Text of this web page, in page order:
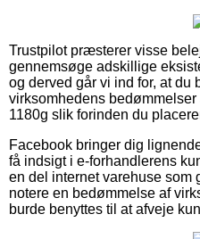
Trustpilot præsterer visse
gennemsøge adskillige
og derved går vi ind for, at du
virksomhedens
1180g slik forinden du
Facebook bringer dig
få indsigt i e-forhandlerens
en del internet varehuse som
notere en bedømmelse af
burde benyttes til at afveje